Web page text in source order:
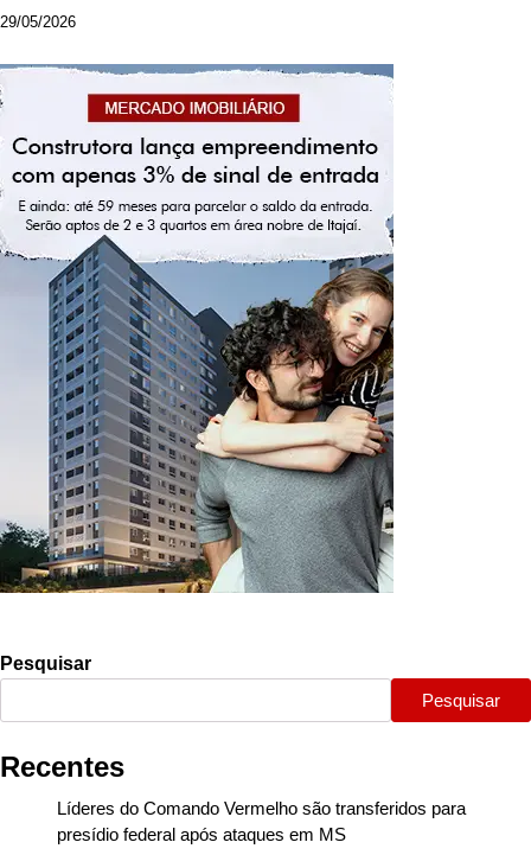
29/05/2026
Pesquisar
Pesquisar
Recentes
Líderes do Comando Vermelho são transferidos para
presídio federal após ataques em MS